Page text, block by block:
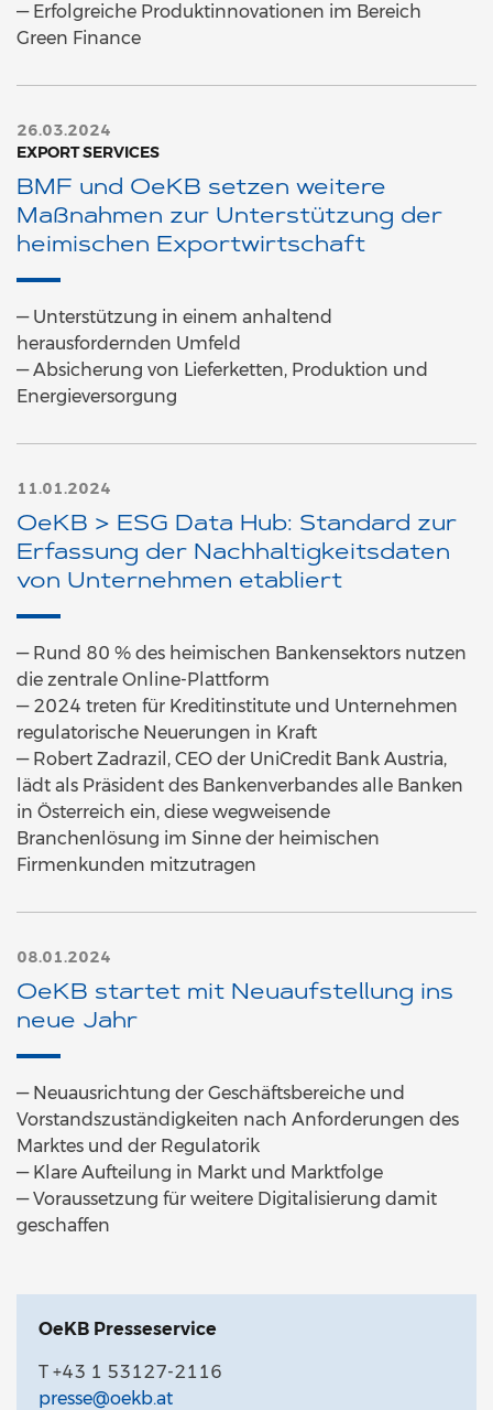
— Erfolgreiche Produktinnovationen im Bereich
Green Finance
26.03.2024
EXPORT SERVICES
BMF und OeKB setzen weitere
Maßnahmen zur Unterstützung der
heimischen Exportwirtschaft
— Unterstützung in einem anhaltend
herausfordernden Umfeld
— Absicherung von Lieferketten, Produktion und
Energieversorgung
11.01.2024
OeKB > ESG Data Hub: Standard zur
Erfassung der Nachhaltigkeitsdaten
von Unternehmen etabliert
— Rund 80 % des heimischen Bankensektors nutzen
die zentrale Online-Plattform
— 2024 treten für Kreditinstitute und Unternehmen
regulatorische Neuerungen in Kraft
— Robert Zadrazil, CEO der UniCredit Bank Austria,
lädt als Präsident des Bankenverbandes alle Banken
in Österreich ein, diese wegweisende
Branchenlösung im Sinne der heimischen
Firmenkunden mitzutragen
08.01.2024
OeKB startet mit Neuaufstellung ins
neue Jahr
— Neuausrichtung der Geschäftsbereiche und
Vorstandszuständigkeiten nach Anforderungen des
Marktes und der Regulatorik
— Klare Aufteilung in Markt und Marktfolge
— Voraussetzung für weitere Digitalisierung damit
geschaffen
OeKB Presseservice
T +43 1 53127-2116
presse@oekb.at